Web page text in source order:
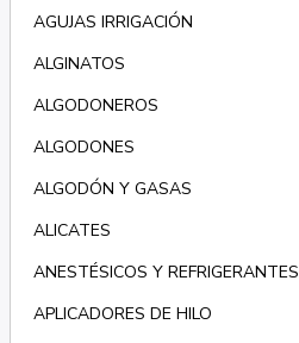
AGUJAS IRRIGACIÓN
ALGINATOS
ALGODONEROS
ALGODONES
ALGODÓN Y GASAS
ALICATES
ANESTÉSICOS Y REFRIGERANTES
APLICADORES DE HILO